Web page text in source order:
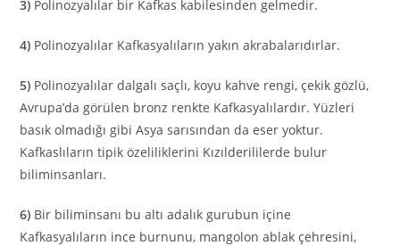
3) Polinozyalılar bir Kafkas kabilesinden gelmedir.
4) Polinozyalılar Kafkasyalıların yakın akrabalarıdırlar.
5) Polinozyalılar dalgalı saçlı, koyu kahve rengi, çekik gözlü,
Avrupa’da görülen bronz renkte Kafkasyalılardır. Yüzleri
basık olmadığı gibi Asya sarısından da eser yoktur.
Kafkaslıların tipik özeliliklerini Kızılderililerde bulur
biliminsanları.
6) Bir biliminsanı bu altı adalık gurubun içine
Kafkasyalıların ince burnunu, mangolon ablak çehresini,